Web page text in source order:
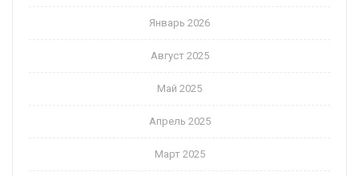
Январь 2026
Август 2025
Май 2025
Апрель 2025
Март 2025